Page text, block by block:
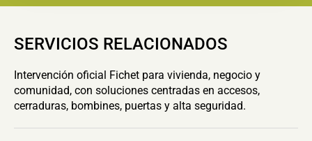
SERVICIOS RELACIONADOS
Intervención oficial Fichet para vivienda, negocio y
comunidad, con soluciones centradas en accesos,
cerraduras, bombines, puertas y alta seguridad.